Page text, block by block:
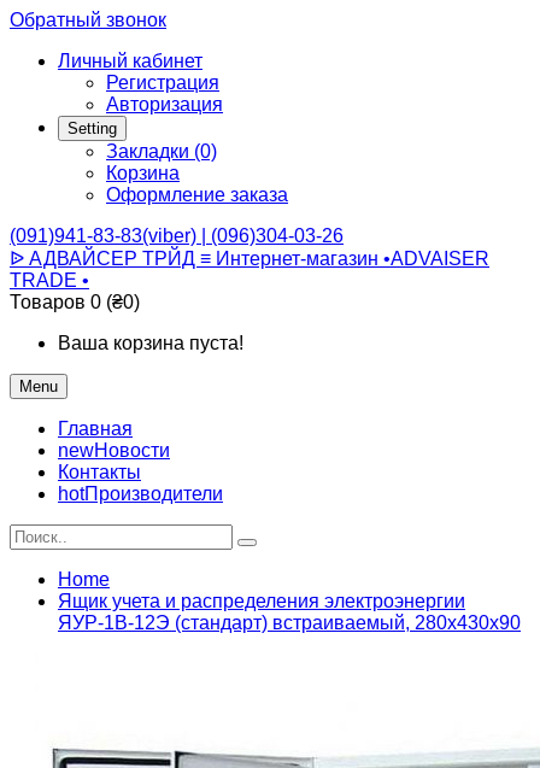
Обратный звонок
Личный кабинет
Регистрация
Авторизация
Setting
Закладки (0)
Корзина
Оформление заказа
(091)941-83-83(viber) | (096)304-03-26
ᐉ АДВАЙСЕР ТРЙД ≡ Интернет-магазин •ADVAISER
TRADE •
Товаров 0 (₴0)
Ваша корзина пуста!
Menu
Главная
newНовости
Контакты
hotПроизводители
Home
Ящик учета и распределения электроэнергии
ЯУР-1В-12Э (стандарт) встраиваемый, 280x430x90